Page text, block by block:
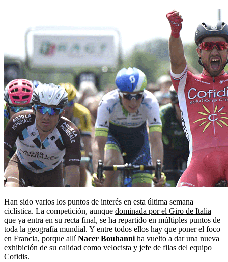
Han sido varios los puntos de interés en esta última semana
ciclística. La competición, aunque dominada por el Giro de Italia
que ya entra en su recta final, se ha repartido en múltiples puntos de
toda la geografía mundial. Y entre todos ellos hay que poner el foco
en Francia, porque allíNacer Bouhanniha vuelto a dar una nueva
exhibición de su calidad como velocista y jefe de filas del equipo
Cofidis.